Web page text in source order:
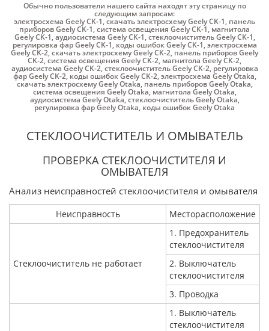
Обычно пользователи нашего сайта находят эту страницу по
следующим запросам:
электросхема Geely CK-1,скачать электросхему Geely CK-1, панель
приборов Geely CK-1,система освещения Geely CK-1, магнитола
Geely CK-1,аудиосистема Geely CK-1,стеклоочиститель Geely CK-1,
регулировка фар Geely CK-1, коды ошибок Geely CK-1,электросхема
Geely CK-2,скачать электросхему Geely CK-2, панель приборов Geely
CK-2,система освещения Geely CK-2, магнитола Geely CK-2,
аудиосистема Geely CK-2,стеклоочиститель Geely CK-2, регулировка
фар Geely CK-2, коды ошибок Geely CK-2,электросхема Geely Otaka,
скачать электросхему Geely Otaka, панель приборов Geely Otaka,
система освещения Geely Otaka, магнитола Geely Otaka,
аудиосистема Geely Otaka,стеклоочиститель Geely Otaka,
регулировка фар Geely Otaka, коды ошибок Geely Otaka
СТЕКЛООЧИСТИТЕЛЬ И ОМЫВАТЕЛЬ
ПРОВЕРКА СТЕКЛООЧИСТИТЕЛЯ И
ОМЫВАТЕЛЯ
Анализ неисправностей стеклоочистителя и омывателя
Неисправность Месторасположение
Стеклоочиститель не работает
1. Предохранитель
стеклоочистителя
2. Выключатель
стеклоочистителя
3. Проводка
1. Выключатель
стеклоочистителя